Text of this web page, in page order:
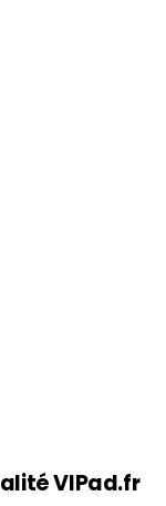
VIPad.fr